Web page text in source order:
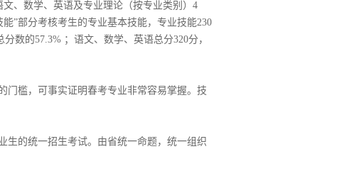
、数学、英语及专业理论（按专业类别）4
”部分考核考生的专业基本技能，专业技能230
数的57.3% ；语文、数学、英语总分320分，
门槛，可事实证明春考专业非常容易掌握。技
生的统一招生考试。由省统一命题，统一组织